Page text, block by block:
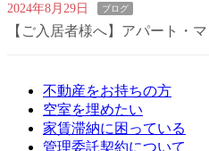
2024年8月29日 ブログ
【ご入居者様へ】アパート・
不動産をお持ちの方
空室を埋めたい
家賃滞納に困っている
管理委託契約について